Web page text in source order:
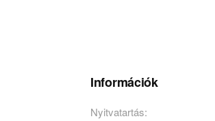
Információk
Nyitvatartás: